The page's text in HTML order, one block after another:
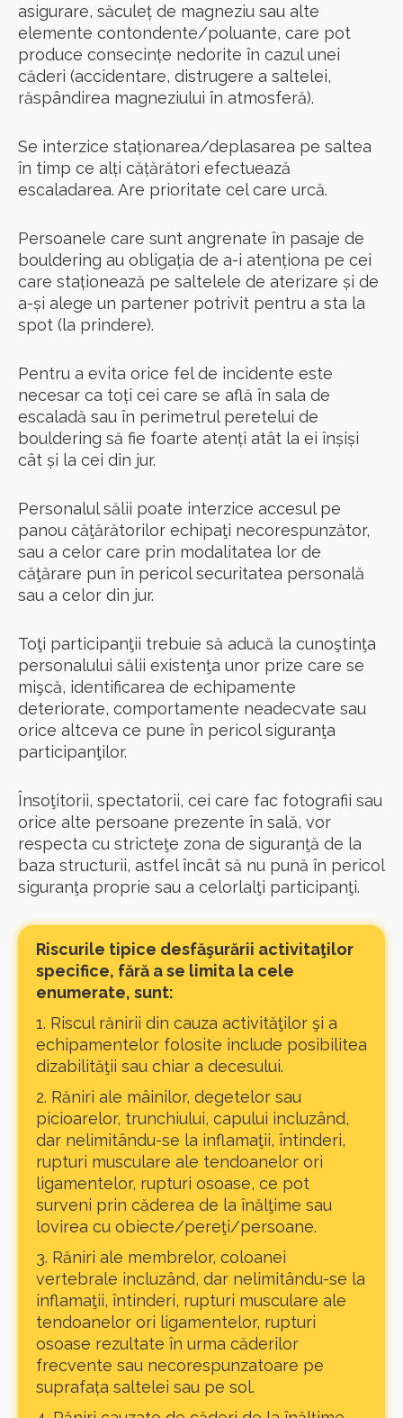
asigurare, săculeț de magneziu sau alte
elemente contondente/poluante, care pot
produce consecințe nedorite în cazul unei
căderi (accidentare, distrugere a saltelei,
răspândirea magneziului în atmosferă).
Se interzice staționarea/deplasarea pe saltea
în timp ce alți cățărători efectuează
escaladarea. Are prioritate cel care urcă.
Persoanele care sunt angrenate în pasaje de
bouldering au obligația de a-i atenționa pe cei
care staționează pe saltelele de aterizare și de
a-și alege un partener potrivit pentru a sta la
spot (la prindere).
Pentru a evita orice fel de incidente este
necesar ca toți cei care se află în sala de
escaladă sau în perimetrul peretelui de
bouldering să fie foarte atenți atât la ei înșiși
cât și la cei din jur.
Personalul sălii poate interzice accesul pe
panou căţărătorilor echipaţi necorespunzător,
sau a celor care prin modalitatea lor de
căţărare pun în pericol securitatea personală
sau a celor din jur.
Toţi participanţii trebuie să aducă la cunoştinţa
personalului sălii existenţa unor prize care se
mişcă, identificarea de echipamente
deteriorate, comportamente neadecvate sau
orice altceva ce pune în pericol siguranţa
participanţilor.
Însoţitorii, spectatorii, cei care fac fotografii sau
orice alte persoane prezente în sală, vor
respecta cu stricteţe zona de siguranţă de la
baza structurii, astfel încât să nu pună în pericol
siguranţa proprie sau a celorlalţi participanţi.
Riscurile tipice desfăşurării activitaţilor
specifice, fără a se limita la cele
enumerate, sunt:
1. Riscul rănirii din cauza activităţilor şi a
echipamentelor folosite include posibilitea
dizabilităţii sau chiar a decesului.
2. Răniri ale mâinilor, degetelor sau
picioarelor, trunchiului, capului incluzând,
dar nelimitându-se la inflamaţii, întinderi,
rupturi musculare ale tendoanelor ori
ligamentelor, rupturi osoase, ce pot
surveni prin căderea de la înălţime sau
lovirea cu obiecte/pereţi/persoane.
3. Răniri ale membrelor, coloanei
vertebrale incluzând, dar nelimitându-se la
inflamaţii, întinderi, rupturi musculare ale
tendoanelor ori ligamentelor, rupturi
osoase rezultate în urma căderilor
frecvente sau necorespunzatoare pe
suprafața saltelei sau pe sol.